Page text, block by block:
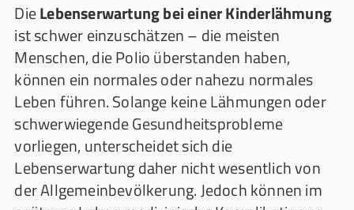
DieLebenserwartung bei einer Kinderlähmung
ist schwer einzuschätzen – die meisten
Menschen, die Polio überstanden haben,
können ein normales oder nahezu normales
Leben führen. Solange keine Lähmungen oder
schwerwiegende Gesundheitsprobleme
vorliegen, unterscheidet sich die
Lebenserwartung daher nicht wesentlich von
der Allgemeinbevölkerung. Jedoch können im